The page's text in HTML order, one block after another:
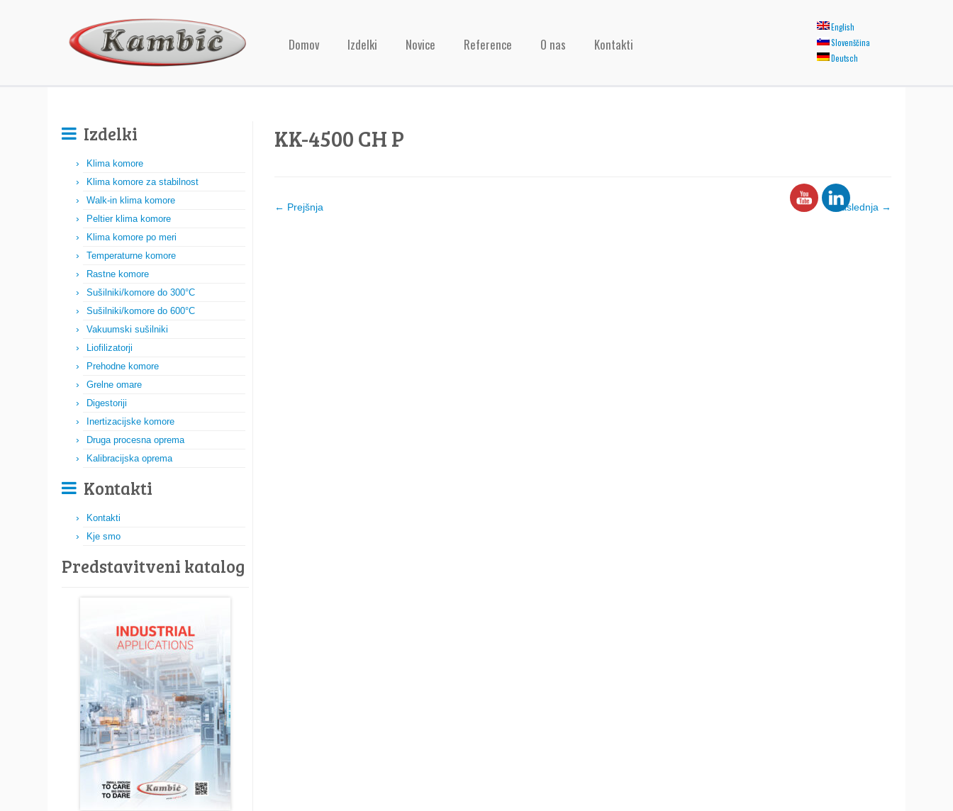
English
Slovenščina
Deutsch
Domov Izdelki Novice Reference O nas Kontakti
Izdelki
Klima komore
Klima komore za stabilnost
Walk-in klima komore
Peltier klima komore
Klima komore po meri
Temperaturne komore
Rastne komore
Sušilniki/komore do 300°C
Sušilniki/komore do 600°C
Vakuumski sušilniki
Liofilizatorji
Prehodne komore
Grelne omare
Digestoriji
Inertizacijske komore
Druga procesna oprema
Kalibracijska oprema
Kontakti
Kontakti
Kje smo
Predstavitveni katalog​​
KK-4500 CH P
← Prejšnja Naslednja →